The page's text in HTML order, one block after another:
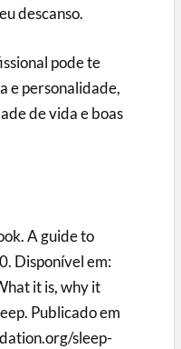
descanso.
pode te
e personalidade,
de vida e boas
A guide to
Disponível em:
it is, why it
Publicado em
sleep-